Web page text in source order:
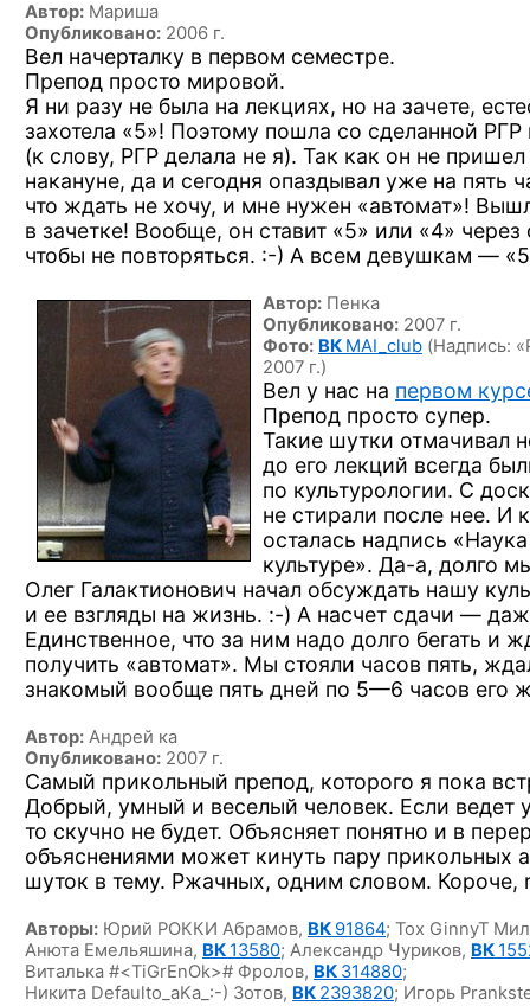
Автор: Мариша
Опубликовано: 2006 г.
Вел начерталку в первом семестре.
Препод просто мировой.
Я ни разу не была на лекциях, но на зачете,
захотела «5»! Поэтому пошла со сделанной
(к слову, РГР делала не я). Так как он не пришел
накануне, да и сегодня опаздывал уже на пять
что ждать не хочу, и мне нужен «автомат»!
в зачетке! Вообще, он ставит «5» или «4»
чтобы не повторяться. :-) А всем девушкам —
Автор: Пенка
Опубликовано: 2007 г.
Фото: ВК MAI_club (Надпись:
2007 г.)
Вел у нас на первом
Препод просто супер.
Такие шутки отмачивал
до его лекций всегда
по культурологии. С
не стирали после нее. И
осталась надпись
культуре». Да-а, долго
Олег Галактионович начал обсуждать нашу
и ее взгляды на жизнь. :-) А насчет сдачи —
Единственное, что за ним надо долго бегать и
получить «автомат». Мы стояли часов пять,
знакомый вообще пять дней по 5—6 часов его
Автор: Андрей ка
Опубликовано: 2007 г.
Самый прикольный препод, которого я пока
Добрый, умный и веселый человек. Если ведет
то скучно не будет. Объясняет понятно и в
объяснениями может кинуть пару прикольных
шуток в тему. Ржачных, одним словом. Короче,
Авторы: Юрий РОККИ Абрамов, ВК 91864; Tox GinnyT
Анюта Емельяшина, ВК13580; Александр Чуриков, ВК
Виталька #<TiGrEnOk># Фролов, ВК 314880;
Никита Defaulto_aKa_:-) Зотов, ВК 2393820; Игорь